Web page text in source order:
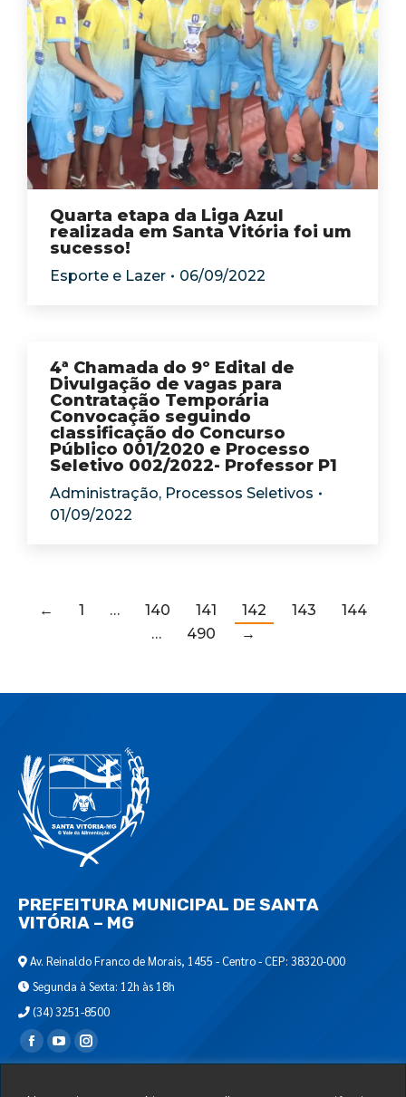
Quarta etapa da Liga Azul
realizada em Santa Vitória foi um
sucesso!
Esporte e Lazer 06/09/2022
4ª Chamada do 9º Edital de
Divulgação de vagas para
Contratação Temporária
Convocação seguindo
classificação do Concurso
Público 001/2020 e Processo
Seletivo 002/2022- Professor P1
Administração, Processos Seletivos
01/09/2022
← 1 … 140 141 142 143
144
…
490 →
PREFEITURA MUNICIPAL DE SANTA
VITÓRIA – MG
Av. Reinaldo Franco de Morais, 1455 - Centro - CEP: 38320-000
Segunda à Sexta: 12h às 18h
(34) 3251-8500
Encontre-nos em: